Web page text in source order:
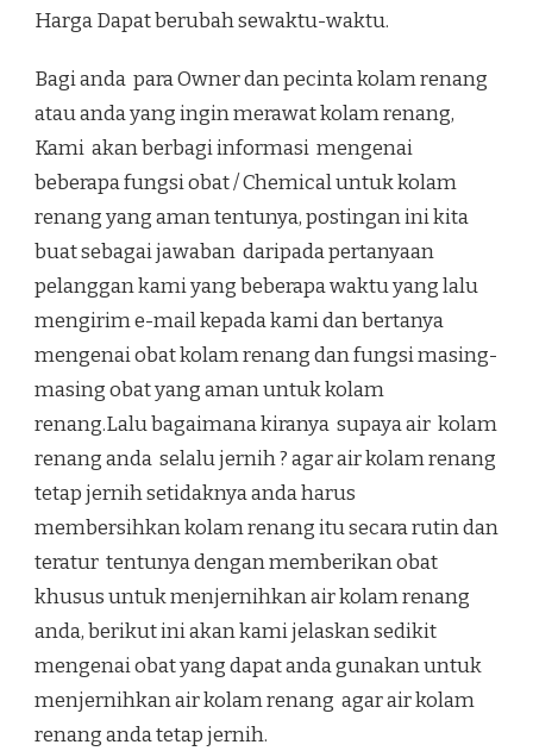
Harga Dapat berubah sewaktu-waktu.
Bagi anda para Owner dan pecinta kolam renang
atau anda yang ingin merawat kolam renang,
Kami akan berbagi informasi mengenai
beberapa fungsi obat / Chemical untuk kolam
renang yang aman tentunya, postingan ini kita
buat sebagai jawaban daripada pertanyaan
pelanggan kami yang beberapa waktu yang lalu
mengirim e-mail kepada kami dan bertanya
mengenai obat kolam renang dan fungsi masing-
masing obat yang aman untuk kolam
renang.Lalu bagaimana kiranya supaya air kolam
renang anda selalu jernih ? agar air kolam renang
tetap jernih setidaknya anda harus
membersihkan kolam renang itu secara rutin dan
teratur tentunya dengan memberikan obat
khusus untuk menjernihkan air kolam renang
anda, berikut ini akan kami jelaskan sedikit
mengenai obat yang dapat anda gunakan untuk
menjernihkan air kolam renang agar air kolam
renang anda tetap jernih.